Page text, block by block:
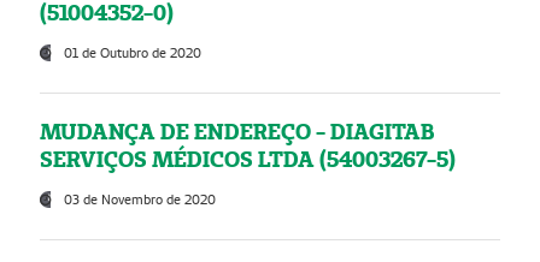
(51004352-0)
01 de Outubro de 2020
MUDANÇA DE ENDEREÇO - DIAGITAB
SERVIÇOS MÉDICOS LTDA (54003267-5)
03 de Novembro de 2020